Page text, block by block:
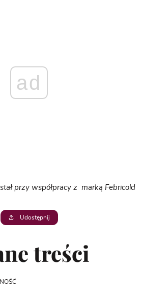
ad
przy współpracy z marką Febricold
Udostępnij
treści